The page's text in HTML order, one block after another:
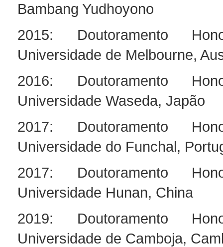
Bambang Yudhoyono
2015: Doutoramento
Universidade de Melbourne,
2016: Doutoramento
Universidade Waseda, Japão
2017: Doutoramento
Universidade do Funchal,
2017: Doutoramento
Universidade Hunan, China
2019: Doutoramento
Universidade de Camboja,